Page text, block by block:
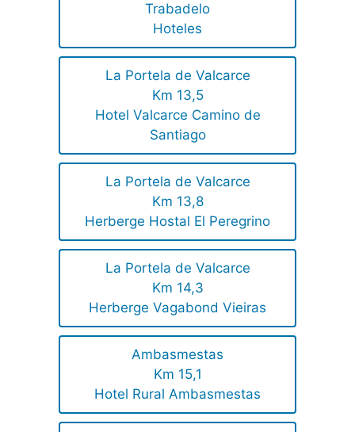
Trabadelo
Hoteles
La Portela de Valcarce
Km 13,5
Hotel Valcarce Camino de
Santiago
La Portela de Valcarce
Km 13,8
Herberge Hostal El Peregrino
La Portela de Valcarce
Km 14,3
Herberge Vagabond Vieiras
Ambasmestas
Km 15,1
Hotel Rural Ambasmestas